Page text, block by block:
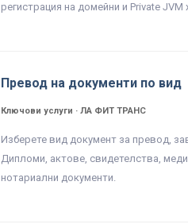
регистрация на домейни и Private JVM
Превод на документи по вид
Ключови услуги · ЛА ФИТ ТРАНС
Изберете вид документ за превод,
Дипломи, актове, свидетелства,
нотариални документи.